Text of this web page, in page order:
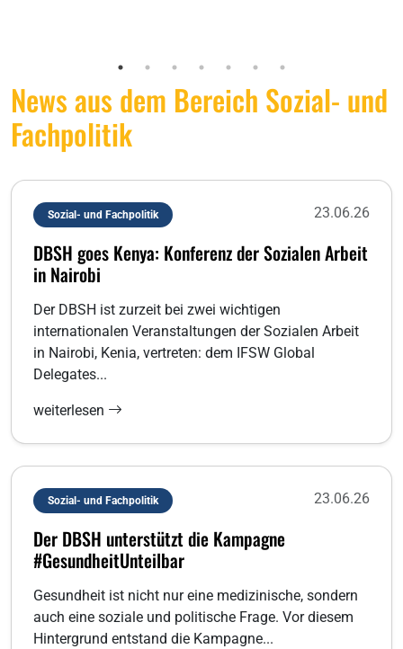
News aus dem Bereich Sozial- und
Fachpolitik
Sozial- und Fachpolitik 23.06.26
DBSH goes Kenya: Konferenz der Sozialen Arbeit
in Nairobi
Der DBSH ist zurzeit bei zwei wichtigen
internationalen Veranstaltungen der Sozialen Arbeit
in Nairobi, Kenia, vertreten: dem IFSW Global
Delegates...
weiterlesen
Sozial- und Fachpolitik 23.06.26
Der DBSH unterstützt die Kampagne
#GesundheitUnteilbar
Gesundheit ist nicht nur eine medizinische, sondern
auch eine soziale und politische Frage. Vor diesem
Hintergrund entstand die Kampagne...